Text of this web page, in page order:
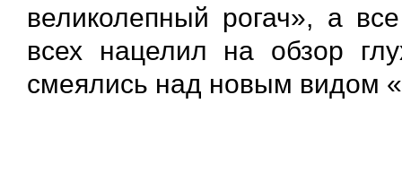
великолепный рогач», а
всех нацелил на обзор
смеялись над новым видом